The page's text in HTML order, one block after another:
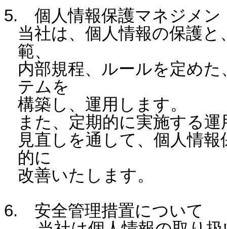
5. 個人情報保護マネジメン
当社は、個人情報の保護
範、
内部規程、ルールを定め
テムを
構築し、運用します。
また、定期的に実施する
見直しを通して、個人情
的に
改善いたします。
6. 安全管理措置について